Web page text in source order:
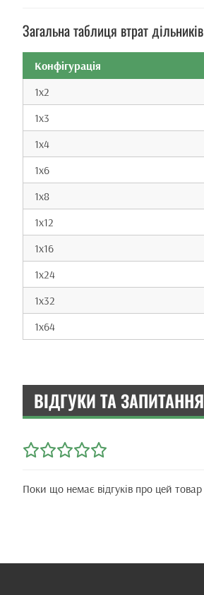
Загальна таблиця втрат дільників
Конфігурація
1x2
1x3
1x4
1x6
1x8
1x12
1x16
1x24
1x32
1x64
ВІДГУКИ ТА ЗАПИТАННЯ
Поки що немає відгуків про цей товар